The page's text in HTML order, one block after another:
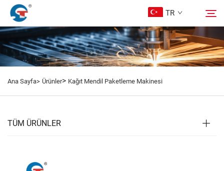
TR
Hakkımızda
Tasarım Örnekleri
Ana Sayfa> Ürünler> Kağıt Mendil Paketleme Makinesi
TÜM ÜRÜNLER